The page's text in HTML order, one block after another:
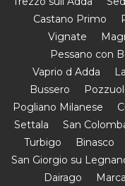
Castano Primo
Vignate
Pessano con
Vaprio d Adda
Bussero
Pogliano Milanese
Settala
San
Turbigo
Binasco
San Giorgio su
Dairago